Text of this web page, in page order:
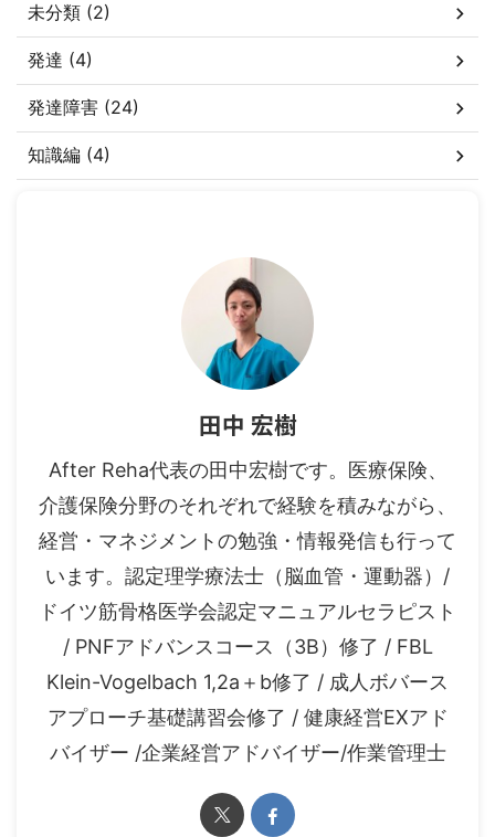
未分類 (2)
発達 (4)
発達障害 (24)
知識編 (4)
田中 宏樹
After Reha代表の田中宏樹です。医療保険、
介護保険分野のそれぞれで経験を積みながら、
経営・マネジメントの勉強・情報発信も行って
います。認定理学療法士（脳血管・運動器）/
ドイツ筋骨格医学会認定マニュアルセラピスト
/ PNFアドバンスコース（3B）修了 / FBL
Klein-Vogelbach 1,2a＋b修了 / 成人ボバース
アプローチ基礎講習会修了 / 健康経営EXアド
バイザー /企業経営アドバイザー/作業管理士